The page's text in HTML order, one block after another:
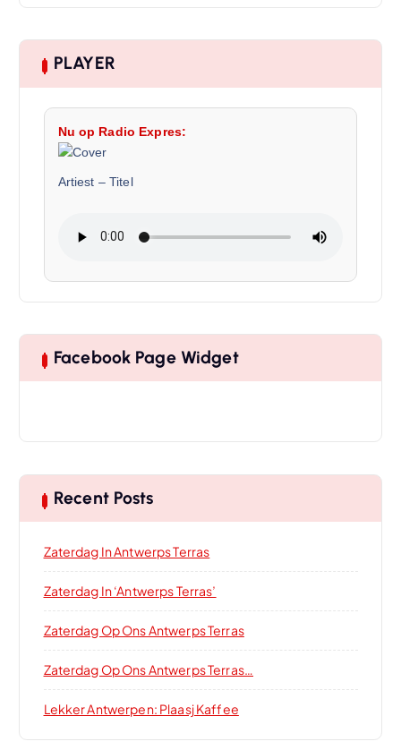
PLAYER
Nu op Radio Expres:
Artiest – Titel
Facebook Page Widget
Recent Posts
Zaterdag In Antwerps Terras
Zaterdag In ‘Antwerps Terras’
Zaterdag Op Ons Antwerps Terras
Zaterdag Op Ons Antwerps Terras…
Lekker Antwerpen: Plaasj Kaffee